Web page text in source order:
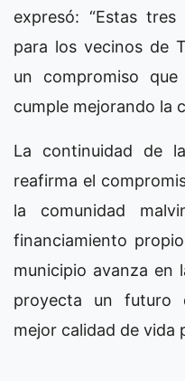
expresó: “Estas
para los vecinos de
un compromiso
cumple mejorando la
La continuidad de
reafirma el
la comunidad
financiamiento
municipio avanza en
proyecta un futuro
mejor calidad de vida